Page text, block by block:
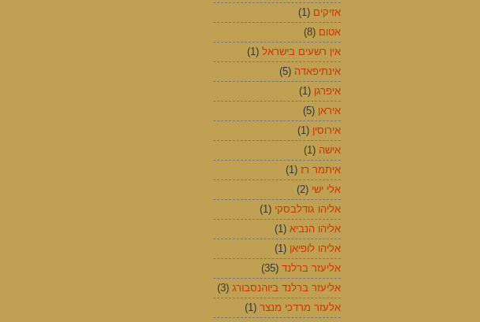
אזיקים (1)
אטום (8)
אין רשעים בישראל (1)
אינתיפאדה (5)
איפרגן (1)
איראן (5)
אירוסין (1)
אישה (1)
איתמר רז (1)
אלי ישי (2)
אליהו גודלבסקי (1)
אליהו הנביא (1)
אליהו לופיאן (1)
אליעזר ברלנד (35)
אליעזר ברלנד ביוהנסבורג (3)
אלעזר מרדכי מנצר (1)